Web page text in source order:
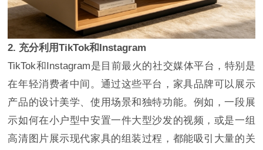
2. 充分利用TikTok和Instagram
TikTok和Instagram是目前最火的社交媒体平台，特别是
在年轻消费者中间。通过这些平台，家具品牌可以展示
产品的设计美学、使用场景和独特功能。例如，一段展
示如何在小户型中安置一件大型沙发的视频，或是一组
高清图片展示现代家具的组装过程，都能吸引大量的关